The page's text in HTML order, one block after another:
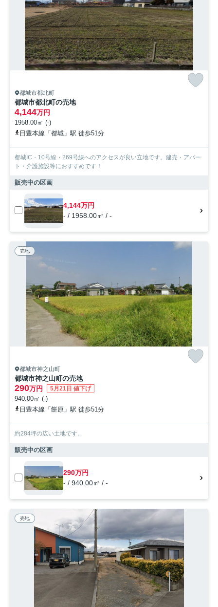
都城市都北町
都城市都北町の売地
4,144万円
1958.00㎡ (-)
日豊本線「都城」駅 徒歩51分
都城IC・10号線・269号線へのアクセスが良い立地です。建売・アパー
ト・介護施設等におすすめです！
販売中の区画
4,144万円
- / 1958.00㎡ / -
売地
都城市神之山町
都城市神之山町の売地
290万円 5月21日 値下げ
940.00㎡ (-)
日豊本線「餅原」駅 徒歩51分
約284坪の広い土地です。
販売中の区画
290万円
- / 940.00㎡ / -
売地